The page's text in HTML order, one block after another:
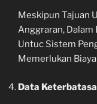
Meskipun Tajuan
Anggraran, Dalam
Untuc Sistem
Memerlukan
Data